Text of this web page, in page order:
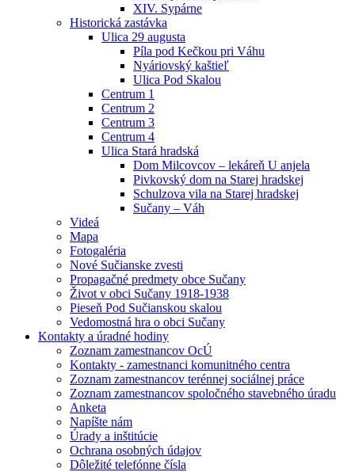
XIV. Sypárne
Historická zastávka
Ulica 29 augusta
Píla pod Kečkou pri Váhu
Nyáriovský kaštieľ
Ulica Pod Skalou
Centrum 1
Centrum 2
Centrum 3
Centrum 4
Ulica Stará hradská
Dom Milcovcov – lekáreň U anjela
Pivkovský dom na Starej hradskej
Schulzova vila na Starej hradskej
Sučany – Váh
Videá
Mapa
Fotogaléria
Nové Sučianske zvesti
Propagačné predmety obce Sučany
Život v obci Sučany 1918-1938
Pieseň Pod Sučianskou skalou
Vedomostná hra o obci Sučany
Kontakty a úradné hodiny
Zoznam zamestnancov OcÚ
Kontakty - zamestnanci komunitného centra
Zoznam zamestnancov terénnej sociálnej práce
Zoznam zamestnancov spoločného stavebného úradu
Anketa
Napíšte nám
Úrady a inštitúcie
Ochrana osobných údajov
Dôležité telefónne čísla